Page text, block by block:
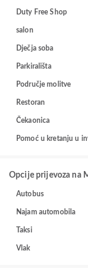
Duty Free Shop
salon
Dječja soba
Parkirališta
Područje molitve
Restoran
Čekaonica
Pomoć u kretanju u
Opcije prijevoza na
Autobus
Najam automobila
Taksi
Vlak